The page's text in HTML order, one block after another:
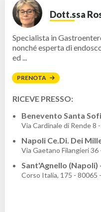
Dott.ssa
Specialista in
nonché esperta di
ed ...
PRENOTA
RICEVE PRESSO:
Benevento Santa
Via Cardinale di Rende 8
Napoli Ce.Di. Dei
Via Gaetano Filangieri 36
Sant'Agnello
Corso Italia, 175 - 80065